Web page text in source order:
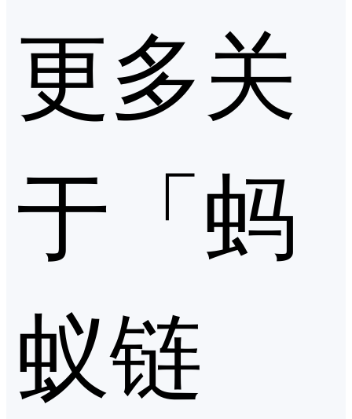
更多关
于「蚂
蚁链